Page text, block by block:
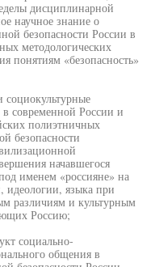
дисциплинарной
научное знание о
безопасности России в
методологических
понятиям «безопасность»
современной России и
полиэтничных
безопасности
начавшегося
именем «россияне» на
идеологии, языка при
различиям и культурным
Россию;
социально-
общения в